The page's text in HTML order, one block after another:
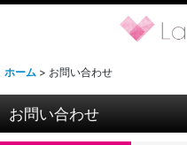
ホーム > お問い合わせ
お問い合わせ